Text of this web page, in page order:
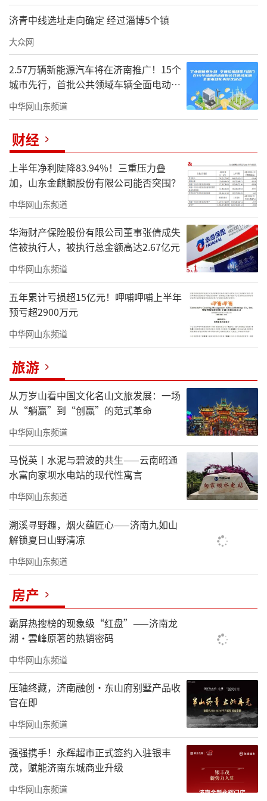
济青中线选址走向确定 经过淄博5个镇
大众网
2.57万辆新能源汽车将在济南推广！15个
城市先行，首批公共领域车辆全面电动化
试点启动
中华网山东频道
财经
上半年净利陡降83.94%！三重压力叠
加，山东金麒麟股份有限公司能否突围？
中华网山东频道
华海财产保险股份有限公司董事张倩成失
信被执行人，被执行总金额高达2.67亿元
中华网山东频道
五年累计亏损超15亿元！呷哺呷哺上半年
预亏超2900万元
中华网山东频道
旅游
从万岁山看中国文化名山文旅发展：一场
从“躺赢”到“创赢”的范式革命
中华网山东频道
马悦英丨水泥与碧波的共生——云南昭通
水富向家坝水电站的现代性寓言
中华网山东频道
溯溪寻野趣，烟火蕴匠心——济南九如山
解锁夏日山野清凉
中华网山东频道
房产
霸屏热搜榜的现象级“红盘”——济南龙
湖·雲峰原著的热销密码
中华网山东频道
压轴终藏，济南融创·东山府别墅产品收
官在即
中华网山东频道
强强携手！永辉超市正式签约入驻银丰
茂，赋能济南东城商业升级
中华网山东频道